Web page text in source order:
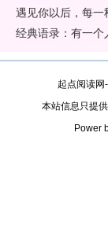
遇见你以后，每一
经典语录：有一个
起点阅读
本站信息只提
Power